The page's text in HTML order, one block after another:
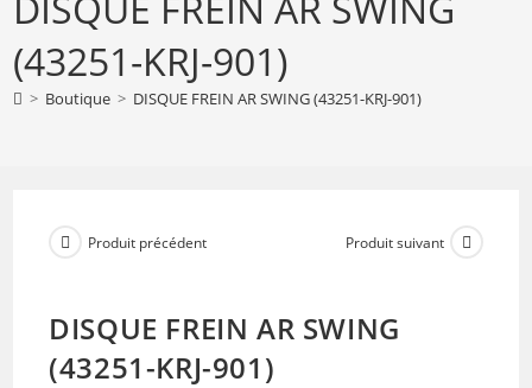
AR
SWING
(43251-
(43251-KRJ-901)
> Boutique > DISQUE FREIN AR SWING (43251-KRJ-901)
Produit précédent Produit suivant
DISQUE FREIN AR SWING
(43251-KRJ-901)